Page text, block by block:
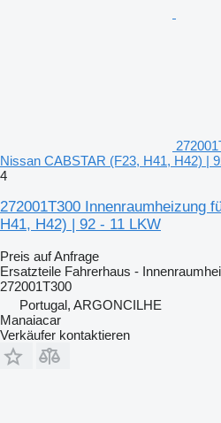
Nissan CABSTAR (F23, H41, H42) |
4
272001T300 Innenraumheizung
H41, H42) | 92 - 11 LKW
Preis auf Anfrage
Ersatzteile Fahrerhaus -
272001T300
Portugal, ARGONCILHE
Manaiacar
Verkäufer kontaktieren